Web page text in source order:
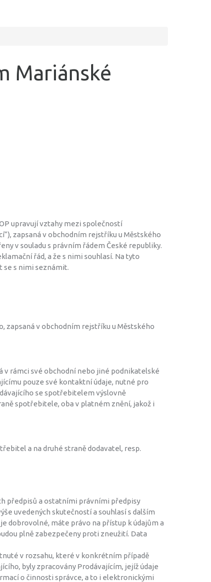
Mariánské
upravují vztahy mezi společností
zapsaná v obchodním rejstříku u Městského
v souladu s právním řádem České republiky.
řád, a že s nimi souhlasí. Na tyto
se s nimi seznámit.
zapsaná v obchodním rejstříku u Městského
rámci své obchodní nebo jiné podnikatelské
pouze své kontaktní údaje, nutné pro
se spotřebitelem výslovně
spotřebitele, oba v platném znění, jakož i
a na druhé straně dodavatel, resp.
předpisů a ostatními právními předpisy
uvedených skutečností a souhlasí s dalším
dobrovolné, máte právo na přístup k údajům a
plně zabezpečeny proti zneužití. Data
v rozsahu, které v konkrétním případě
byly zpracovány Prodávajícím, jejíž údaje
o činnosti správce, a to i elektronickými